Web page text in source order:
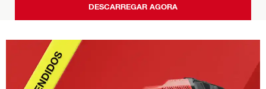
DESCARREGAR AGORA